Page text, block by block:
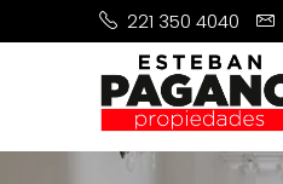
221 350 4040